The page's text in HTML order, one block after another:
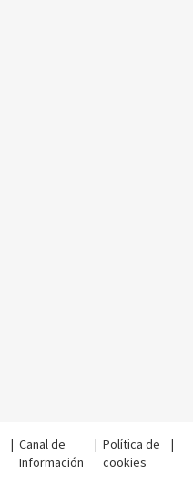
|Canal de
Información
| Política de
cookies
|